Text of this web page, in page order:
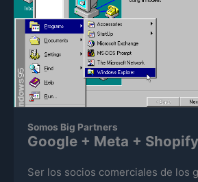
Somos Big Partners
Google + Meta +
Ser los socios comerciales de los